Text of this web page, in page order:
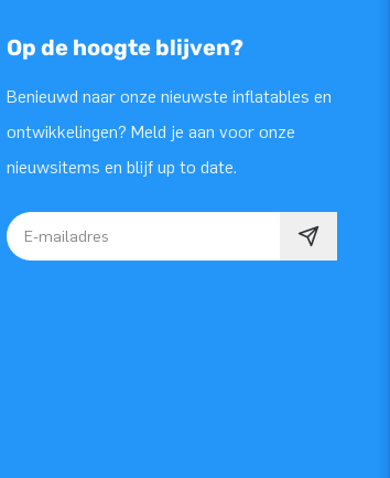
Op de hoogte blijven?
Benieuwd naar onze nieuwste inflatables en
ontwikkelingen? Meld je aan voor onze
nieuwsitems en blijf up to date.
E-mailadres